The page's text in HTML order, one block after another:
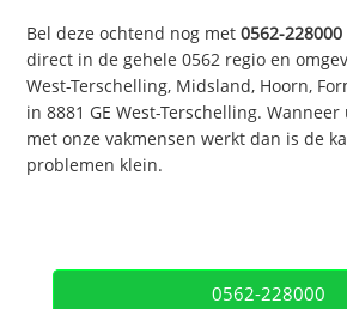
Bel deze ochtend nog met0562-228000
direct in de gehele 0562 regio en
West-Terschelling, Midsland, Hoorn,
in 8881 GE West-Terschelling.
met onze vakmensen werkt dan is de
problemen klein.
0562-228000